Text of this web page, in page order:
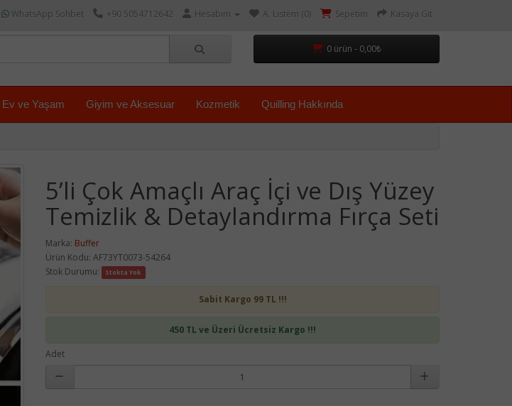
WhatsApp Sohbet +90 5054712642 Hesabım A. Listem (0) Sepetim Kasaya Git
0 ürün - 0,00₺
Ev ve Yaşam Giyim ve Aksesuar Kozmetik Quilling Hakkında
5’li Çok Amaçlı Araç İçi ve Dış Yüzey
Temizlik & Detaylandırma Fırça Seti
Marka: Buffer
Ürün Kodu: AF73YT0073-54264
Stok Durumu:
Stokta Yok
Sabit Kargo 99 TL !!!
450 TL ve Üzeri Ücretsiz Kargo !!!
Adet